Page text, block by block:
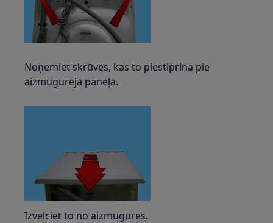
Noņemiet skrūves, kas to piestiprina pie
aizmugurējā paneļa.
Izvelciet to no aizmugures.